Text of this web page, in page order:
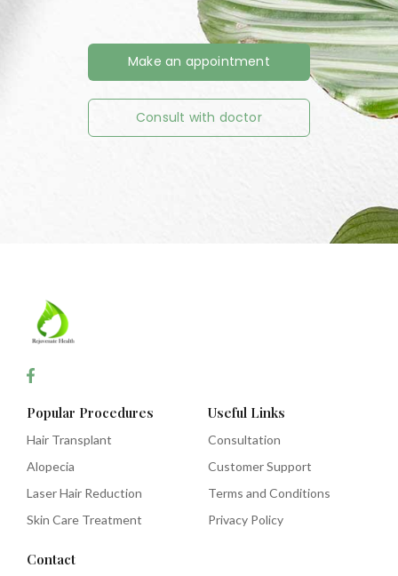
Make an appointment
Consult with doctor
Popular Procedures
Hair Transplant
Alopecia
Laser Hair Reduction
Skin Care Treatment
Useful Links
Consultation
Customer Support
Terms and Conditions
Privacy Policy
Contact